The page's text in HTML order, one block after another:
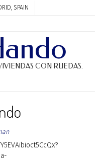
SPAIN
CON RUEDAS.